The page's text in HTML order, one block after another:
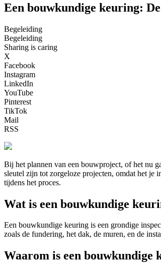
Een bouwkundige keuring:
Begeleiding
Begeleiding
Sharing is caring
X
Facebook
Instagram
LinkedIn
YouTube
Pinterest
TikTok
Mail
RSS
Bij het plannen van een bouwproject, of het nu
sleutel zijn tot zorgeloze projecten, omdat het je
tijdens het proces.
Wat is een bouwkundige
Een bouwkundige keuring is een grondige
zoals de fundering, het dak, de muren, en de
Waarom is een bouwkundige